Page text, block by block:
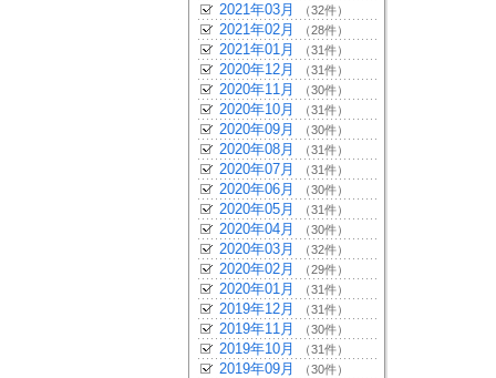
2021年03月 （32件）
2021年02月 （28件）
2021年01月 （31件）
2020年12月 （31件）
2020年11月 （30件）
2020年10月 （31件）
2020年09月 （30件）
2020年08月 （31件）
2020年07月 （31件）
2020年06月 （30件）
2020年05月 （31件）
2020年04月 （30件）
2020年03月 （32件）
2020年02月 （29件）
2020年01月 （31件）
2019年12月 （31件）
2019年11月 （30件）
2019年10月 （31件）
2019年09月 （30件）